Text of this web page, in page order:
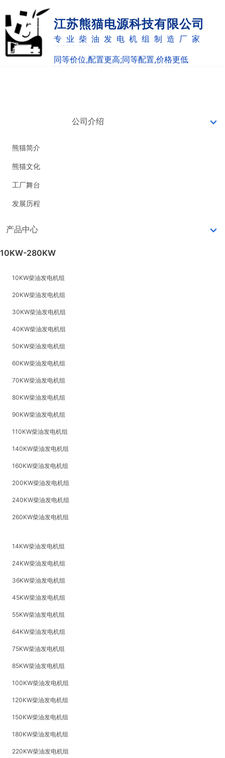
江苏熊猫电源科技有限公司
专业柴油发电机组制造厂家
同等价位,配置更高;同等配置,价格更低
公司介绍
熊猫简介
熊猫文化
工厂舞台
发展历程
产品中心
10KW-280KW
10KW柴油发电机组
20KW柴油发电机组
30KW柴油发电机组
40KW柴油发电机组
50KW柴油发电机组
60KW柴油发电机组
70KW柴油发电机组
80KW柴油发电机组
90KW柴油发电机组
110KW柴油发电机组
140KW柴油发电机组
160KW柴油发电机组
200KW柴油发电机组
240KW柴油发电机组
260KW柴油发电机组
14KW柴油发电机组
24KW柴油发电机组
36KW柴油发电机组
45KW柴油发电机组
55KW柴油发电机组
64KW柴油发电机组
75KW柴油发电机组
85KW柴油发电机组
100KW柴油发电机组
120KW柴油发电机组
150KW柴油发电机组
180KW柴油发电机组
220KW柴油发电机组